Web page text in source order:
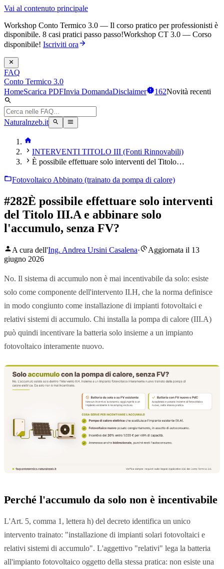
Vai al contenuto principale
Workshop Conto Termico 3.0 — Il corso pratico per professionisti è
disponibile. 8 casi pratici passo passo!Workshop CT 3.0 — Corso
disponibile! Iscriviti ora
FAQ
Conto Termico 3.0
HomeScarica PDFInvia DomandaDisclaimer 162Novità recenti
Naturalnzeb.it
INTERVENTI TITOLO III (Fonti Rinnovabili)
È possibile effettuare solo interventi del Titolo…
Fotovoltaico Abbinato (trainato da pompa di calore)
#282È possibile effettuare solo interventi
del Titolo III.A e abbinare solo
l'accumulo, senza FV?
A cura dell'Ing. Andrea Ursini Casalena·
Aggiornata il 13
giugno 2026
No. Il sistema di accumulo non è mai incentivabile da solo: esiste
solo come componente dell'intervento II.H, che la norma definisce
in modo congiunto come installazione di impianti fotovoltaici e
relativi sistemi di accumulo. Chi installa la pompa di calore (III.A)
può quindi incentivare la batteria solo insieme a un impianto
fotovoltaico interamente nuovo.
Perché l'accumulo da solo non è incentivabile
L'Art. 5, comma 1, lettera h) del decreto identifica un unico
intervento trainato: "installazione di impianti solari fotovoltaici e
relativi sistemi di accumulo". L'aggettivo "relativi" lega la batteria
all'impianto fotovoltaico oggetto della stessa pratica: non esiste una